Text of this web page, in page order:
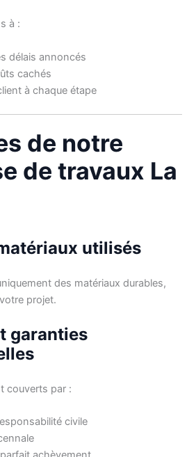
à :
délais annoncés
cachés
à chaque étape
de notre
de travaux La
utilisés
des matériaux durables,
projet.
garanties
couverts par :
civile